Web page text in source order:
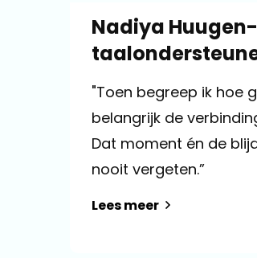
Nadiya
"Toen begreep ik hoe
belangrijk de
Dat moment én de
nooit vergeten.”
Lees meer